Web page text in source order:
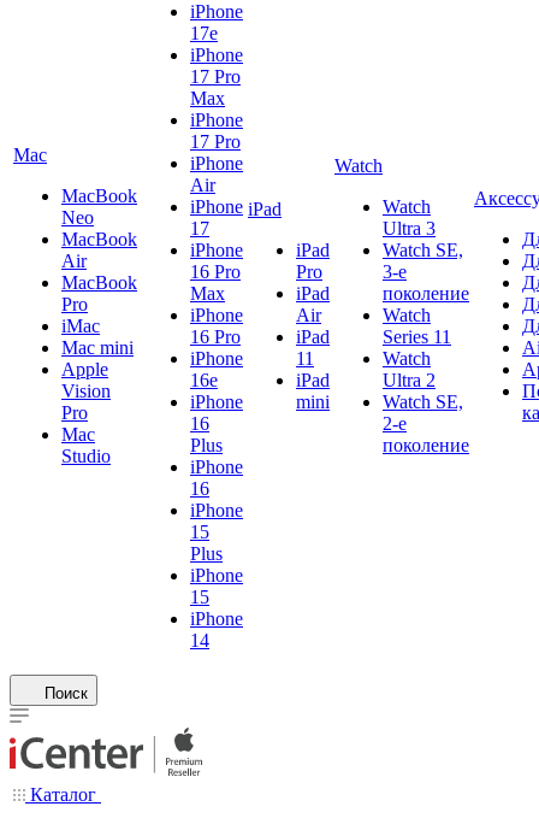
Mac
MacBook
Neo
MacBook
Air
MacBook
Pro
iMac
Mac mini
Apple
Vision
Pro
Mac
Studio
iPhone
17e
iPhone
17 Pro
Max
iPhone
17 Pro
iPhone
Air
iPhone
17
iPhone
16 Pro
Max
iPhone
16 Pro
iPhone
16e
iPhone
16
Plus
iPhone
16
iPhone
15
Plus
iPhone
15
iPhone
14
iPad
iPad
Pro
iPad
Air
iPad
11
iPad
mini
Watch
Watch
Ultra 3
Watch SE,
3-е
поколение
Watch
Series 11
Watch
Ultra 2
Watch SE,
2-е
поколение
Поиск
Каталог